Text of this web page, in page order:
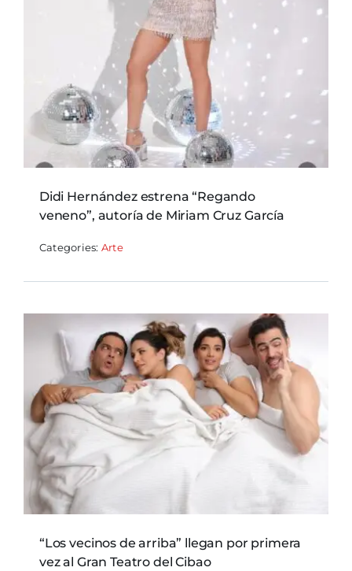
Didi Hernández estrena “Regando
veneno”, autoría de Miriam Cruz García
Categories: Arte
“Los vecinos de arriba” llegan por primera
vez al Gran Teatro del Cibao